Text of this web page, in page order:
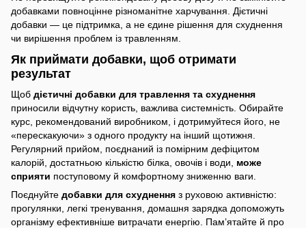
добавками повноцінне різноманітне харчування. Дієтичні
добавки — це підтримка, а не єдине рішення для схуднення
чи вирішення проблем із травленням.
Як приймати добавки, щоб отримати
результат
Щоб дієтичні добавки для травлення та схуднення
приносили відчутну користь, важлива системність. Обирайте
курс, рекомендований виробником, і дотримуйтеся його, не
«перескакуючи» з одного продукту на інший щотижня.
Регулярний прийом, поєднаний із помірним дефіцитом
калорій, достатньою кількістю білка, овочів і води, може
сприяти поступовому й комфортному зниженню ваги.
Поєднуйте добавки для схуднення з руховою активністю:
прогулянки, легкі тренування, домашня зарядка допоможуть
організму ефективніше витрачати енергію. Пам’ятайте й про